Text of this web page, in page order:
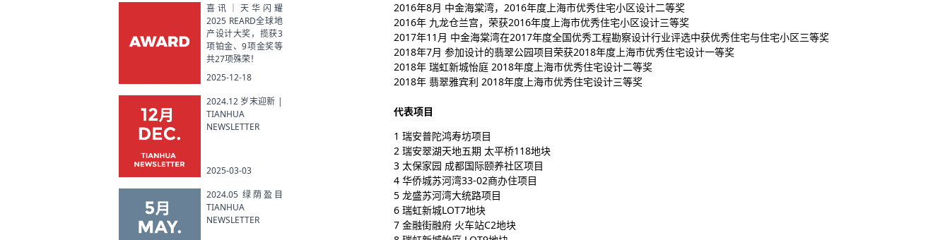
喜讯｜天华闪耀
2025 REARD全球地
产设计大奖，揽获3
项铂金、9项金奖等
共27项殊荣！
2025-12-18
2024.12 岁末迎新 |
TIANHUA
NEWSLETTER
2025-03-03
2024.05 绿荫盈目
TIANHUA
NEWSLETTER
2016年8月 中金海棠湾，2016年度上海市优秀住宅小区设计二等奖
2016年 九龙仓兰宫，荣获2016年度上海市优秀住宅小区设计三等奖
2017年11月 中金海棠湾在2017年度全国优秀工程勘察设计行业评选中获优秀住宅与住宅小区三等奖
2018年7月 参加设计的翡翠公园项目荣获2018年度上海市优秀住宅设计一等奖
2018年 瑞虹新城怡庭 2018年度上海市优秀住宅设计二等奖
2018年 翡翠雅宾利 2018年度上海市优秀住宅设计三等奖
代表项目
1 瑞安普陀鸿寿坊项目
2 瑞安翠湖天地五期 太平桥118地块
3 太保家园 成都国际颐养社区项目
4 华侨城苏河湾33-02商办住项目
5 龙盛苏河湾大统路项目
6 瑞虹新城LOT7地块
7 金融街融府 火车站C2地块